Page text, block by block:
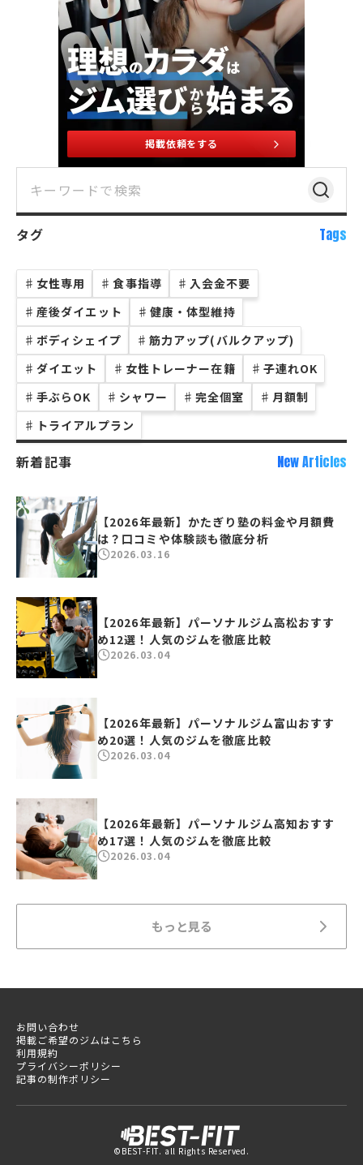
掲載依頼をする
タグ Tags
♯ 女性専用 ♯ 食事指導 ♯ 入会金不要
♯ 産後ダイエット ♯ 健康・体型維持
♯ ボディシェイプ ♯ 筋力アップ(バルクアップ)
♯ ダイエット ♯ 女性トレーナー在籍 ♯ 子連れOK
♯ 手ぶらOK ♯ シャワー ♯ 完全個室 ♯ 月額制
♯ トライアルプラン
新着記事 New Articles
【2026年最新】かたぎり塾の料金や月額費
は？口コミや体験談も徹底分析
2026.03.16
【2026年最新】パーソナルジム高松おすす
め12選！人気のジムを徹底比較
2026.03.04
【2026年最新】パーソナルジム富山おすす
め20選！人気のジムを徹底比較
2026.03.04
【2026年最新】パーソナルジム高知おすす
め17選！人気のジムを徹底比較
2026.03.04
もっと見る
お問い合わせ
掲載ご希望のジムはこちら
利用規約
プライバシーポリシー
記事の制作ポリシー
©BEST-FIT. all Rights Reserved.